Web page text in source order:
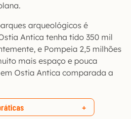
arqueológicos é
Antica tenha tido 350 mil
e Pompeia 2,5 milhões
mais espaço e pouca
Ostia Antica comparada a